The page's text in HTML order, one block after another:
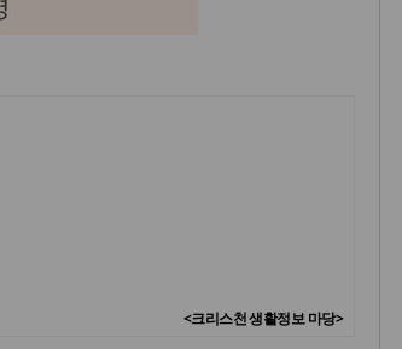
<크리스천 생활정보 마당>